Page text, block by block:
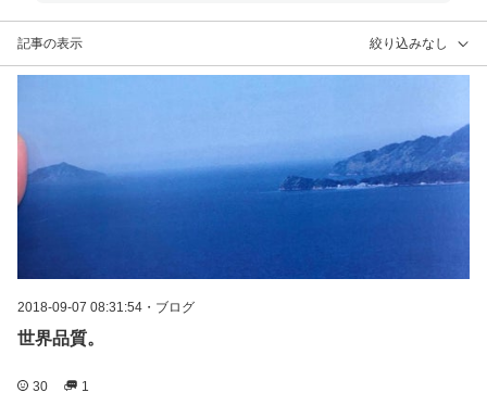
記事の表示 絞り込みなし
2018-09-07 08:31:54 ・ ブログ
世界品質。
30 1